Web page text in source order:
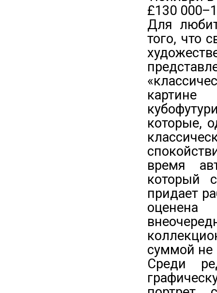
£130
Для
того, что
которые,
время
который
придает
суммой не
Среди